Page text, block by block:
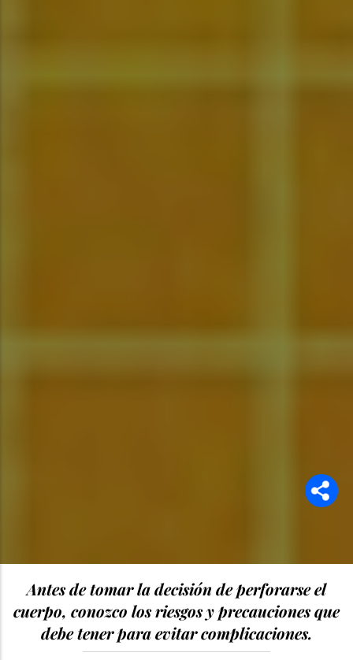
Antes de tomar la decisión de perforarse el
cuerpo, conozco los riesgos y precauciones que
debe tener para evitar complicaciones.